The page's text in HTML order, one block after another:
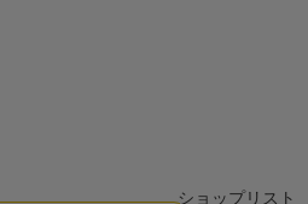
ショップリスト